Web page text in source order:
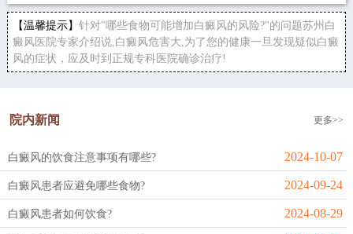
【温馨提示】 针对"哪些食物可能增加白癜风的风险?"的问题苏州白
癜风医院专家介绍说,白癜风危害大,为了您的健康一旦发现疑似白癜
风的症状，应及时到正规专科医院确诊治疗!
院内新闻 更多>>
白癜风的饮食注意事项有哪些? 2024-10-07
白癜风患者应避免哪些食物? 2024-09-24
白癜风患者如何饮食? 2024-08-29